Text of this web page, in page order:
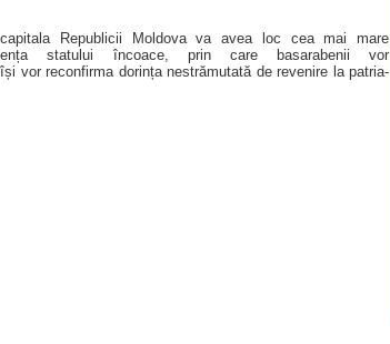
Republicii Moldova va avea loc cea mai mare
statului încoace, prin care basarabenii vor
vor reconfirma dorința nestrămutată de revenire la patria-